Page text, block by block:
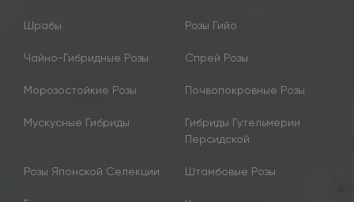
Шрабы Розы Гийо
Чайно-Гибридные Розы Спрей Розы
Морозостойкие Розы Почвопокровные Розы
Мускусные Гибриды
Гибриды Гутельмерии
Персидской
Розы Японской Селекции Штамбовые Розы